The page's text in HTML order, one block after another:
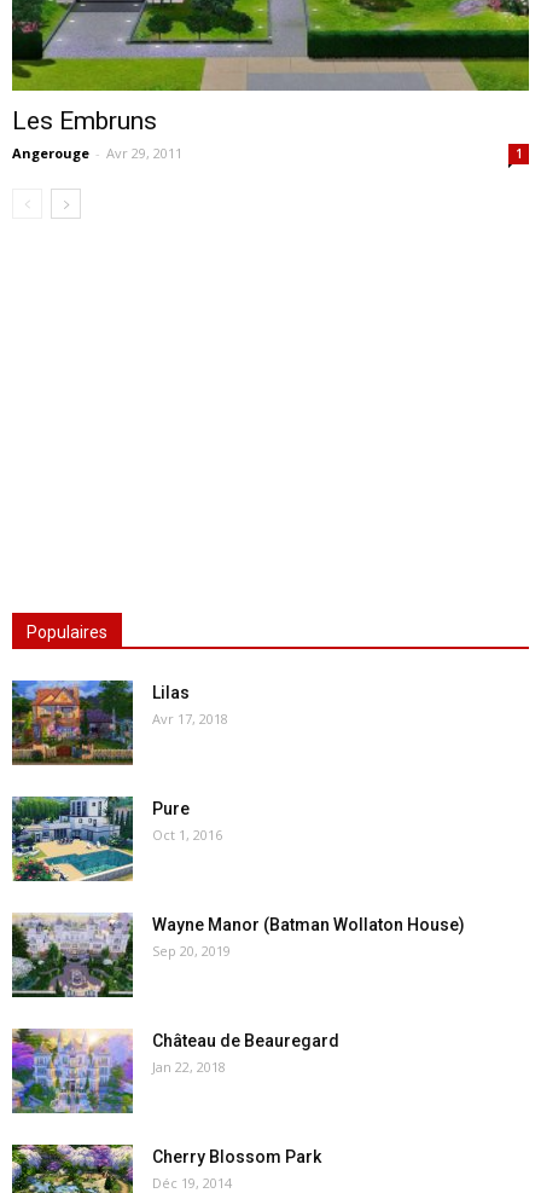
Les Embruns
Angerouge - Avr 29, 2011 1
Populaires
Lilas
Avr 17, 2018
Pure
Oct 1, 2016
Wayne Manor (Batman Wollaton House)
Sep 20, 2019
Château de Beauregard
Jan 22, 2018
Cherry Blossom Park
Déc 19, 2014